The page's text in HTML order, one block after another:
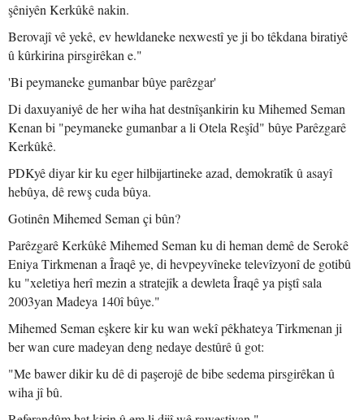
şêniyên Kerkûkê nakin.
Berovajî vê yekê, ev hewldaneke nexwestî ye ji bo têkdana biratiyê
û kûrkirina pirsgirêkan e."
'Bi peymaneke gumanbar bûye parêzgar'
Di daxuyaniyê de her wiha hat destnîşankirin ku Mihemed Seman
Kenan bi "peymaneke gumanbar a li Otela Reşîd" bûye Parêzgarê
Kerkûkê.
PDKyê diyar kir ku eger hilbijartineke azad, demokratîk û asayî
hebûya, dê rewş cuda bûya.
Gotinên Mihemed Seman çi bûn?
Parêzgarê Kerkûkê Mihemed Seman ku di heman demê de Serokê
Eniya Tirkmenan a Îraqê ye, di hevpeyvîneke televîzyonî de gotibû
ku "xeletiya herî mezin a stratejîk a dewleta Îraqê ya piştî sala
2003yan Madeya 140î bûye."
Mihemed Seman eşkere kir ku wan wekî pêkhateya Tirkmenan ji
ber wan cure madeyan deng nedaye destûrê û got:
"Me bawer dikir ku dê di paşerojê de bibe sedema pirsgirêkan û
wiha jî bû.